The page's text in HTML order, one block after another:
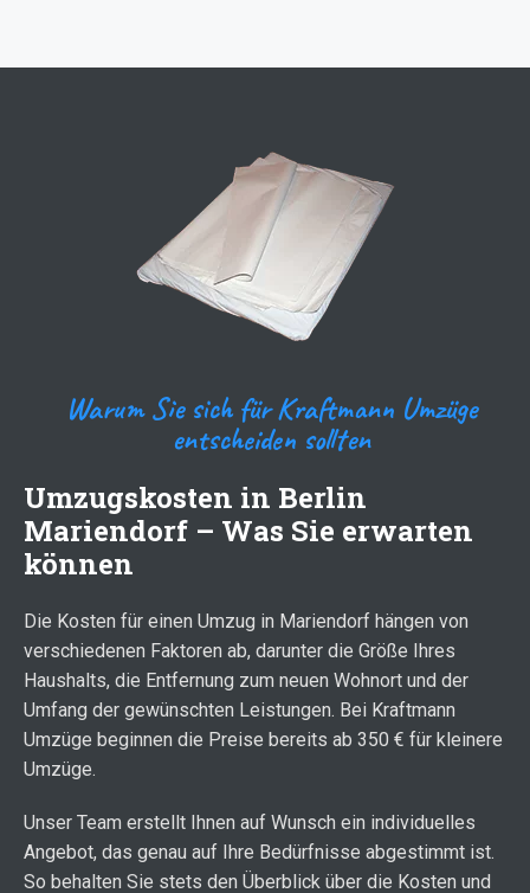
Warum Sie sich für Kraftmann Umzüge
entscheiden sollten
Umzugskosten in Berlin
Mariendorf – Was Sie erwarten
können
Die Kosten für einen Umzug in Mariendorf hängen von
verschiedenen Faktoren ab, darunter die Größe Ihres
Haushalts, die Entfernung zum neuen Wohnort und der
Umfang der gewünschten Leistungen. Bei Kraftmann
Umzüge beginnen die Preise bereits ab 350 € für kleinere
Umzüge.
Unser Team erstellt Ihnen auf Wunsch ein individuelles
Angebot, das genau auf Ihre Bedürfnisse abgestimmt ist.
So behalten Sie stets den Überblick über die Kosten und